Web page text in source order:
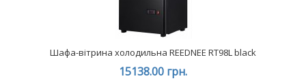
Шафа-вітрина холодильна REEDNEE RT98L black
15138.00 грн.